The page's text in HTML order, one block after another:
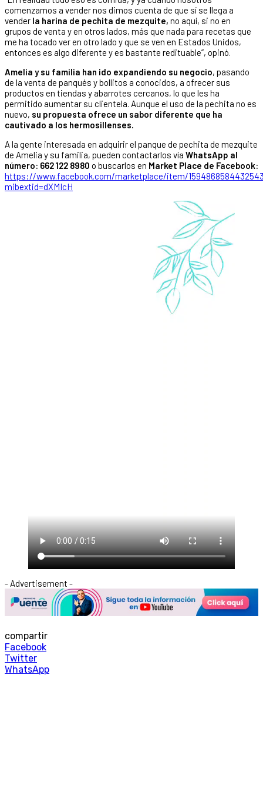
comenzamos a vender nos dimos cuenta de que sí se llega a
vender la harina de pechita de mezquite, no aquí, si no en
grupos de venta y en otros lados, más que nada para recetas que
me ha tocado ver en otro lado y que se ven en Estados Unidos,
entonces es algo diferente y es bastante redituable”, opinó.
Amelia y su familia han ido expandiendo su negocio, pasando
de la venta de panqués y bollitos a conocidos, a ofrecer sus
productos en tiendas y abarrotes cercanos, lo que les ha
permitido aumentar su clientela. Aunque el uso de la pechita no es
nuevo, su propuesta ofrece un sabor diferente que ha
cautivado a los hermosillenses.
A la gente interesada en adquirir el panque de pechita de mezquite
de Amelia y su familia, pueden contactarlos vía WhatsApp al
número: 662 122 8980 o buscarlos en Market Place de Facebook:
https://www.facebook.com/marketplace/item/
mibextid=dXMIcH
- Advertisement -
compartir
Facebook
Twitter
WhatsApp